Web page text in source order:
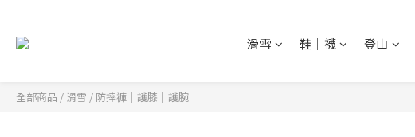
滑雪 鞋│襪 登山
全部商品 / 滑雪 / 防摔褲│護膝│護腕